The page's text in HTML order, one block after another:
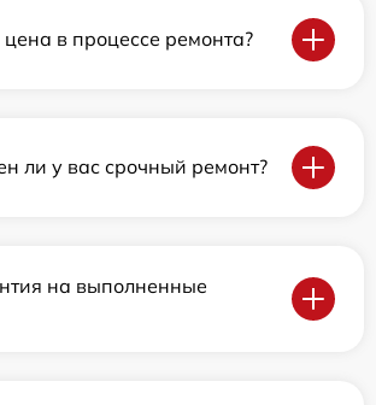
в процессе ремонта?
ли у вас срочный ремонт?
на выполненные